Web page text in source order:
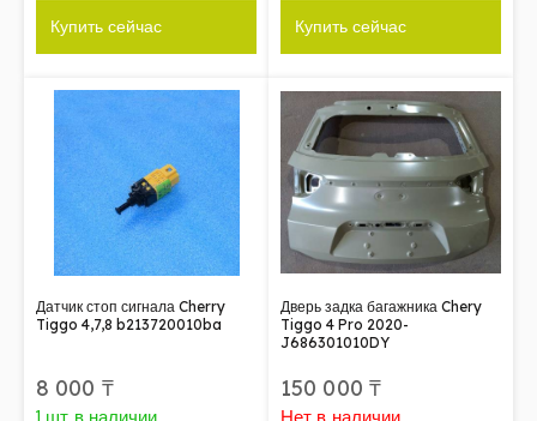
Купить сейчас Купить сейчас
Датчик стоп сигнала Cherry
Tiggo 4,7,8 b213720010ba
8 000 ₸
Дверь задка багажника Chery
Tiggo 4 Pro 2020-
J686301010DY
150 000 ₸